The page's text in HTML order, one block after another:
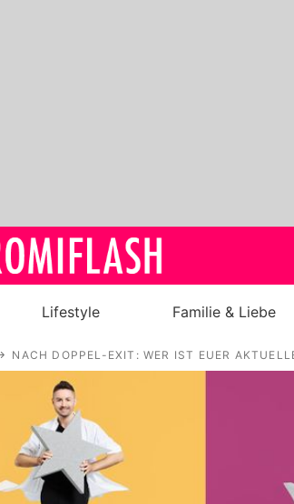
Royals
Stars
Filme & Serien
Lifestyle
Lifestyle Familie & Liebe
NACH DOPPEL-EXIT: WER IST EUER